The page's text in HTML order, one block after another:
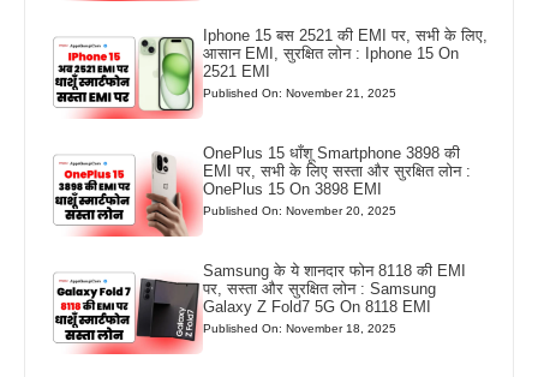
Iphone 15 बस 2521 की EMI पर, सभी के लिए,
आसान EMI, सुरक्षित लोन : Iphone 15 On
2521 EMI
Published On: November 21, 2025
OnePlus 15 धाँशू Smartphone 3898 की
EMI पर, सभी के लिए सस्ता और सुरक्षित लोन :
OnePlus 15 On 3898 EMI
Published On: November 20, 2025
Samsung के ये शानदार फोन 8118 की EMI
पर, सस्ता और सुरक्षित लोन : Samsung
Galaxy Z Fold7 5G On 8118 EMI
Published On: November 18, 2025